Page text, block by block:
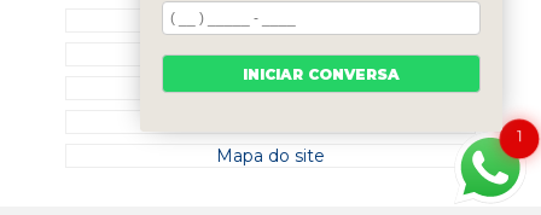
Blog
Serviços
Contato
Mapa do site
1
INICIAR CONVERSA